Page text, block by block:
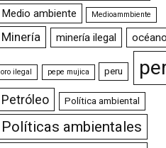
Medio ambiente Medioammbiente
Minería minería ilegal
oro ilegal pepe mujica peru
Petróleo Política ambiental
Políticas ambientales